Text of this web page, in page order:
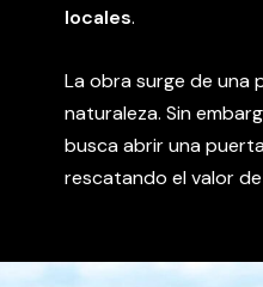
locales.
La obra surge de una
naturaleza. Sin
busca abrir una
rescatando el valor de